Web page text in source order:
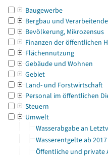
Baugewerbe
Bergbau und
Bevölkerung, Mikrozensus
Finanzen der öffentlichen
Flächennutzung
Gebäude und Wohnen
Gebiet
Land- und Forstwirtschaft
Personal im öffentlichen
Steuern
Umwelt
Wasserabgabe an
Wasserentgelte ab 2017
Öffentliche und private